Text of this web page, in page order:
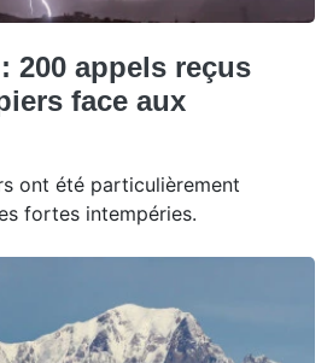
200 appels reçus
face aux
ont été particulièrement
fortes intempéries.